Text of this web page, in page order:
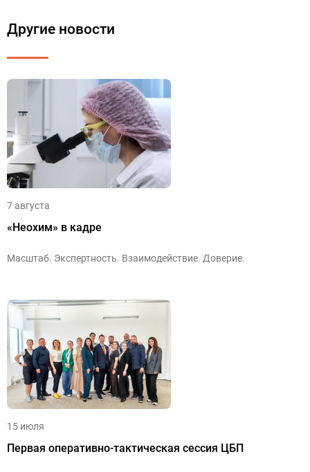
Другие новости
7 августа
«Неохим» в кадре
Масштаб. Экспертность. Взаимодействие. Доверие.
15 июля
Первая оперативно-тактическая сессия ЦБП